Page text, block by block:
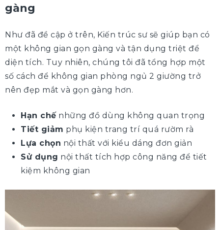
gàng
Như đã đề cập ở trên, Kiến trúc sư sẽ giúp bạn có
một không gian gọn gàng và tận dụng triệt để
diện tích. Tuy nhiên, chúng tôi đã tổng hợp một
số cách để không gian phòng ngủ 2 giường trở
nên đẹp mắt và gọn gàng hơn.
Hạn chếnhững đồ dùng không quan trọng
Tiết giảm phụ kiện trang trí quá rườm rà
Lựa chọn nội thất với kiểu dáng đơn giản
Sử dụng nội thất tích hợp công năng để tiết
kiệm không gian